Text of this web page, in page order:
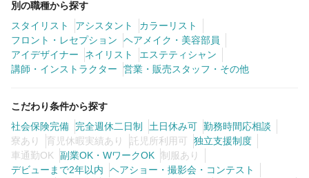
別の職種から探す
スタイリスト
アシスタント
カラーリスト
フロント・レセプション
ヘアメイク・美容部員
アイデザイナー
ネイリスト
エステティシャン
講師・インストラクター
営業・販売スタッフ・その他
こだわり条件から探す
社会保険完備
完全週休二日制 土日休み可 勤務時間応相談
寮あり
育児休暇実績あり 託児所利用可
独立支援制度
車通勤OK 副業OK・WワークOK 制服あり
デビューまで2年以内
ヘアショー・撮影会・コンテスト